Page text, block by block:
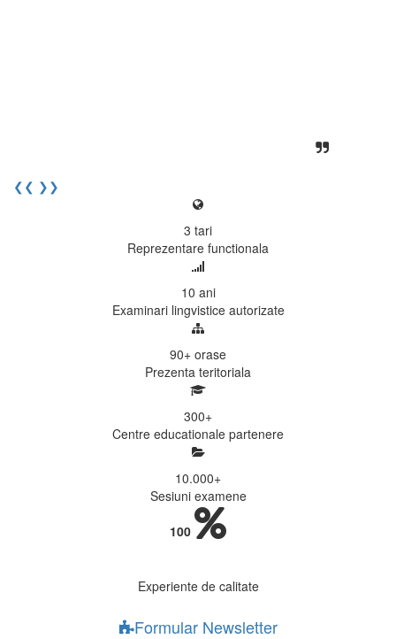
❮❮ ❯❯
3 tari
Reprezentare functionala
10 ani
Examinari lingvistice autorizate
90+ orase
Prezenta teritoriala
300+
Centre educationale partenere
10.000+
Sesiuni examene
100
Experiente de calitate
Formular Newsletter